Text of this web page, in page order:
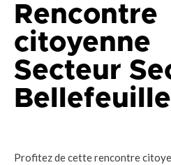
Rencontre
citoyenne
Secteur
Bellefeuille
Profitez de cette rencontre